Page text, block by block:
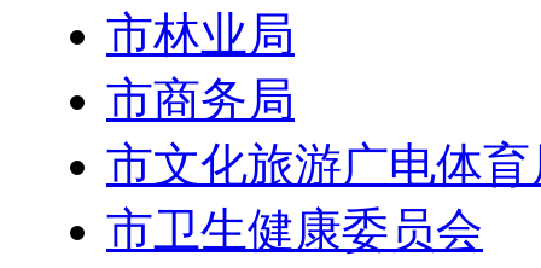
市林业局
市商务局
市文化旅游广电体育
市卫生健康委员会